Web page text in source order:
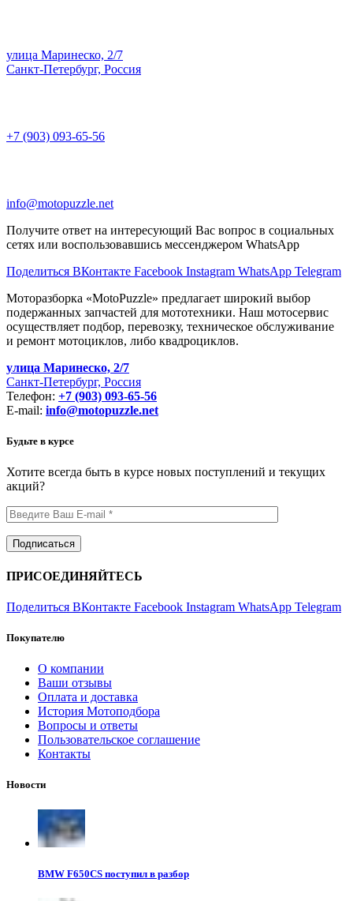
улица Маринеско, 2/7
Санкт-Петербург, Россия
+7 (903) 093-65-56
info@motopuzzle.net
Получите ответ на интересующий Вас вопрос в социальных
сетях или воспользовавшись мессенджером WhatsApp
Поделиться ВКонтакте Facebook Instagram WhatsApp Telegram
Моторазборка «MotoPuzzle» предлагает широкий выбор
подержанных запчастей для мототехники. Наш мотосервис
осуществляет подбор, перевозку, техническое обслуживание
и ремонт мотоциклов, либо квадроциклов.
улица Маринеско, 2/7
Санкт-Петербург, Россия
Телефон: +7 (903) 093-65-56
E-mail: info@motopuzzle.net
Будьте в курсе
Хотите всегда быть в курсе новых поступлений и текущих
акций?
ПРИСОЕДИНЯЙТЕСЬ
Поделиться ВКонтакте Facebook Instagram WhatsApp Telegram
Покупателю
О компании
Ваши отзывы
Оплата и доставка
История Мотоподбора
Вопросы и ответы
Пользовательское соглашение
Контакты
Новости
BMW F650CS поступил в разбор